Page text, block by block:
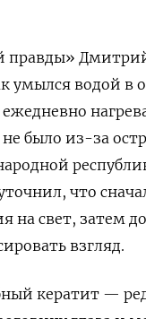
правды»
умылся водой в
было из-за
что
на свет, затем
взгляд.
кератит —